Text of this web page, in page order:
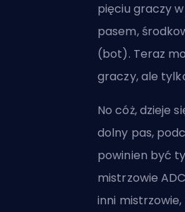
pięciu graczy
pasem,
(bot). Teraz
graczy, ale
No cóż, dzieje
dolny pas,
powinien być
mistrzowieADC
inni